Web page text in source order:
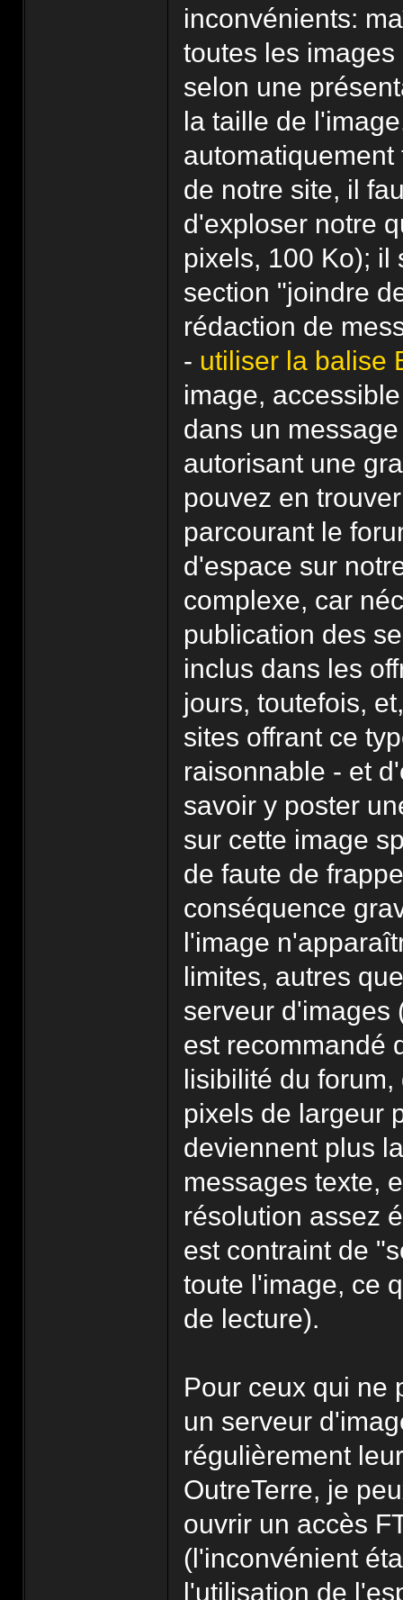
inconvénients:
toutes les
selon une
la taille de
de notre site, il
d'exploser notre
pixels, 100 Ko); il
section "joindre
rédaction de
- utiliser la balise
image,
dans un
autorisant une
pouvez en
parcourant le
d'espace sur
complexe, car
publication des
inclus dans les
jours, toutefois,
sites offrant ce
raisonnable - et
savoir y poster
sur cette image
de faute de
conséquence
l'image
limites, autres
serveur d'images
est recommandé
lisibilité du
pixels de largeur
deviennent plus
messages texte,
résolution assez
est contraint de
toute l'image, ce
de lecture).
Pour ceux qui ne
un serveur
régulièrement
OutreTerre, je
ouvrir un accès
(l'inconvénient
l'utilisation de